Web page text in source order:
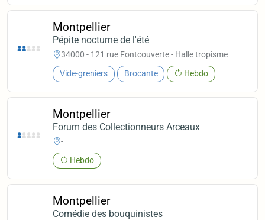
Montpellier
Pépite nocturne de l'été
34000 - 121 rue Fontcouverte - Halle tropisme
Vide-greniers Brocante Hebdo
Montpellier
Forum des Collectionneurs Arceaux
-
Hebdo
Montpellier
Comédie des bouquinistes